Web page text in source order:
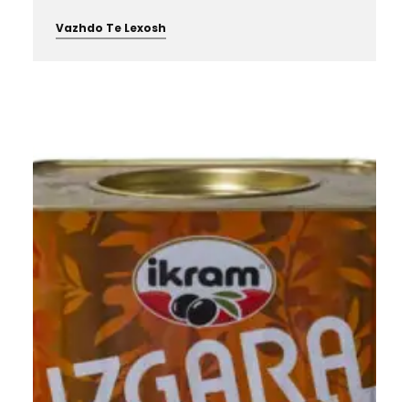
Vazhdo Te Lexosh